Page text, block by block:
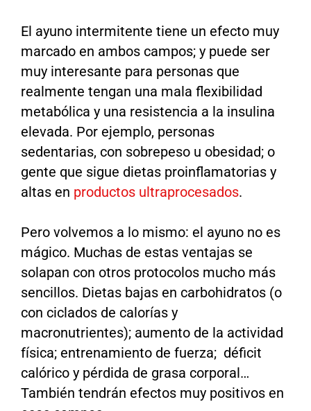
El ayuno intermitente tiene un efecto muy
marcado en ambos campos; y puede ser
muy interesante para personas que
realmente tengan una mala flexibilidad
metabólica y una resistencia a la insulina
elevada. Por ejemplo, personas
sedentarias, con sobrepeso u obesidad; o
gente que sigue dietas proinflamatorias y
altas en productos ultraprocesados.
Pero volvemos a lo mismo: el ayuno no es
mágico. Muchas de estas ventajas se
solapan con otros protocolos mucho más
sencillos. Dietas bajas en carbohidratos (o
con ciclados de calorías y
macronutrientes); aumento de la actividad
física; entrenamiento de fuerza; déficit
calórico y pérdida de grasa corporal…
También tendrán efectos muy positivos en